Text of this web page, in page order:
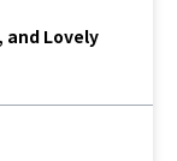
and Lovely